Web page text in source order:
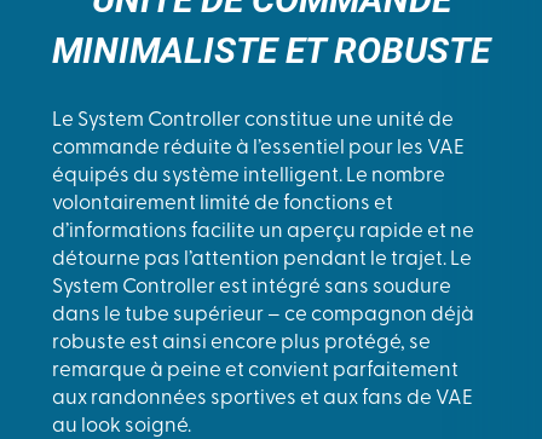
MINIMALISTE ET ROBUSTE
Le System Controller constitue une unité de
commande réduite à l’essentiel pour les VAE
équipés du système intelligent. Le nombre
volontairement limité de fonctions et
d’informations facilite un aperçu rapide et ne
détourne pas l’attention pendant le trajet. Le
System Controller est intégré sans soudure
dans le tube supérieur – ce compagnon déjà
robuste est ainsi encore plus protégé, se
remarque à peine et convient parfaitement
aux randonnées sportives et aux fans de VAE
au look soigné.